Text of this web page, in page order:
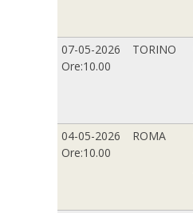
07-05-2026
Ore:10.00
TORINO
04-05-2026
Ore:10.00
ROMA